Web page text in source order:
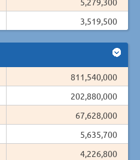
3,519,500
811,540,000
202,880,000
67,628,000
5,635,700
4,226,800